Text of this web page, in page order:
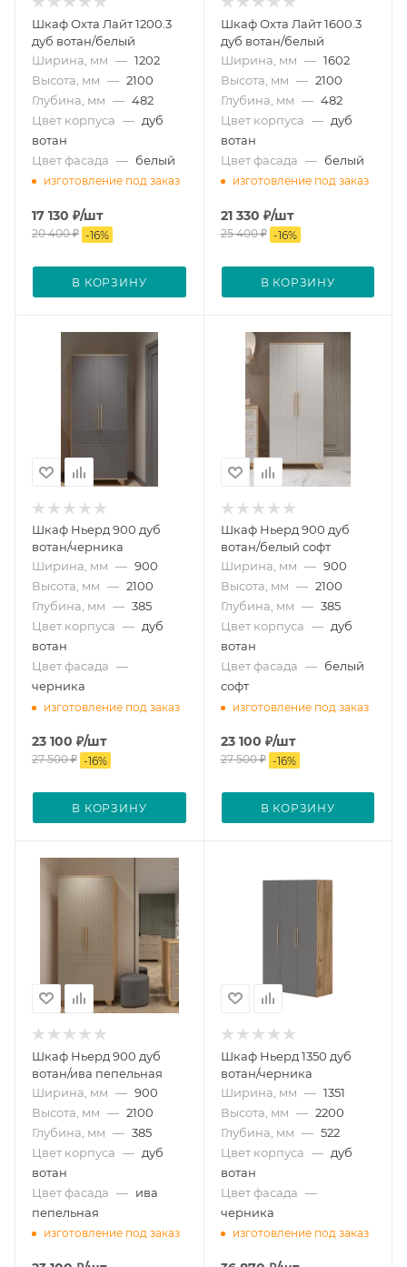
Шкаф Охта Лайт 1200.3
дуб вотан/белый
Ширина, мм — 1202
Высота, мм — 2100
Глубина, мм — 482
Цвет корпуса — дуб
вотан
Цвет фасада — белый
изготовление под заказ
17 130 ₽/шт
20 400₽ -16%
В КОРЗИНУ
Шкаф Охта Лайт 1600.3
дуб вотан/белый
Ширина, мм — 1602
Высота, мм — 2100
Глубина, мм — 482
Цвет корпуса — дуб
вотан
Цвет фасада — белый
изготовление под заказ
21 330 ₽/шт
25 400₽ -16%
В КОРЗИНУ
Шкаф Ньерд 900 дуб
вотан/черника
Ширина, мм — 900
Высота, мм — 2100
Глубина, мм — 385
Цвет корпуса — дуб
вотан
Цвет фасада —
черника
изготовление под заказ
23 100 ₽/шт
27 500₽ -16%
В КОРЗИНУ
Шкаф Ньерд 900 дуб
вотан/белый софт
Ширина, мм — 900
Высота, мм — 2100
Глубина, мм — 385
Цвет корпуса — дуб
вотан
Цвет фасада — белый
софт
изготовление под заказ
23 100 ₽/шт
27 500₽ -16%
В КОРЗИНУ
Шкаф Ньерд 900 дуб
вотан/ива пепельная
Ширина, мм — 900
Высота, мм — 2100
Глубина, мм — 385
Цвет корпуса — дуб
вотан
Цвет фасада — ива
пепельная
изготовление под заказ
Шкаф Ньерд 1350 дуб
вотан/черника
Ширина, мм — 1351
Высота, мм — 2200
Глубина, мм — 522
Цвет корпуса — дуб
вотан
Цвет фасада —
черника
изготовление под заказ